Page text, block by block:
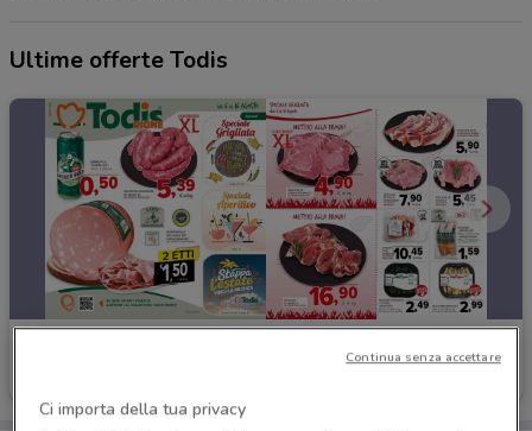
Ultime offerte Todis
Ci importa della tua privacy
Continua senza accettare